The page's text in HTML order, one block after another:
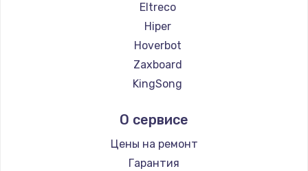
Eltreco
Hiper
Hoverbot
Zaxboard
KingSong
Midway by Yamato
Hunter
Shorner
О сервисе
Цены на ремонт
Гарантия